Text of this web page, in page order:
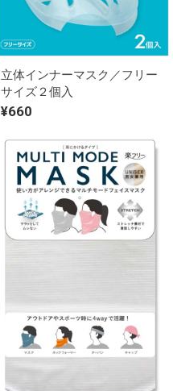
立体インナーマスク／フリー
サイズ２個入
¥660